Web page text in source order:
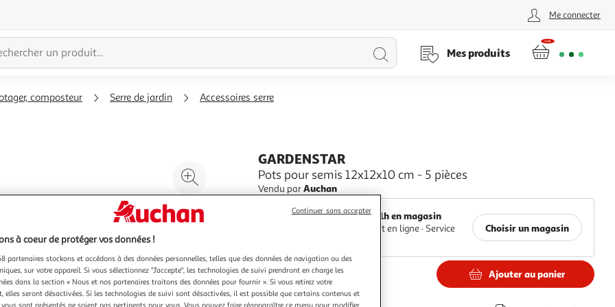
Me connecter
Lancer
Mes produits
composteur Serre de jardin Accessoires serre
Agrandir
l'illustration
à
200%
Réduire
l'illustration
100
%
le
produit
GARDENSTAR
Pots pour semis 12x12x10 cm - 5 pièces
Vendu parAuchan
Choisir un magasin
Retrait 1h en magasin
Paiement en ligne ·Service
2,99€
2,99€ / pce
Ajouter au panier
à coeur de protéger vos données !
partenaires stockons et accédons à des données personnelles, telles que des données de navigation ou des
sur votre appareil. Si vous sélectionnez "J'accepte", les technologies de suivi prendront en charge les
dans la section « Nous et nos partenaires traitons des données pour fournir ». Si vous retirez votre
elles seront désactivées. Si les technologies de suivi sont désactivées, il est possible que certains contenus et
sont présentés ne soient pas pertinents pour vous. Vous pouvez faire réapparaître ce menu pour modifier
Continuer sans accepter